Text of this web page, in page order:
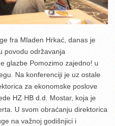
fra Mladen Hrkać, danas je
povodu održavanja
glazbe Pomozimo zajedno! u
Na konferenciji je uz ostale
za ekonomske poslove
HZ HB d.d. Mostar, koja je
U svom obraćanju direktorica
na važnoj godišnjici i